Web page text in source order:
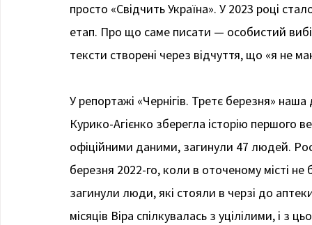
просто «Свідчить Україна». У 2023 році
етап. Про що саме писати — особистий
тексти створені через відчуття, що «я не
У репортажі «Чернігів. Третє березня»
Курико-Агієнко зберегла історію першого
офіційними даними, загинули 47 людей.
березня 2022-го, коли в оточеному місті
загинули люди, які стояли в черзі до
місяців Віра спілкувалась з уцілілими, і